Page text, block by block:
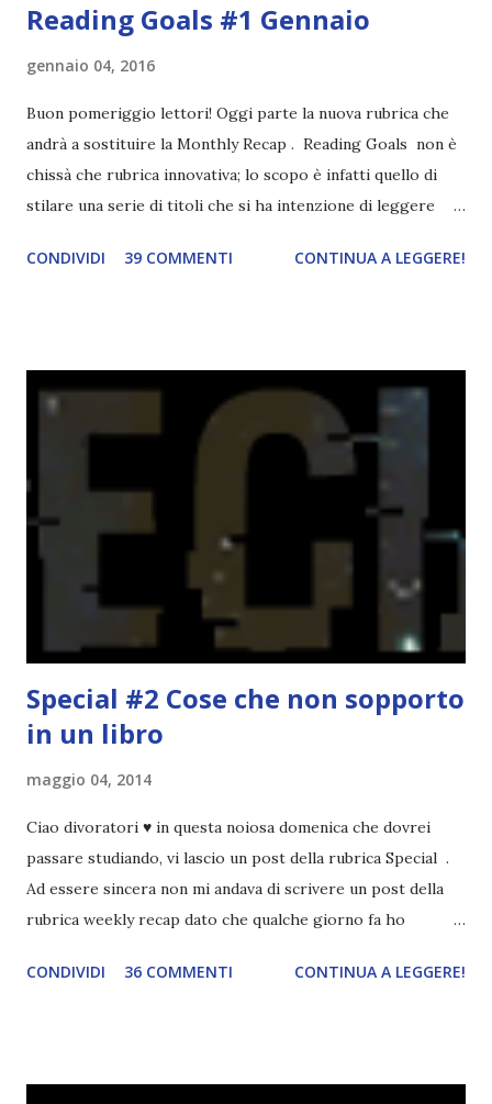
Reading Goals #1 Gennaio
gennaio 04, 2016
Buon pomeriggio lettori! Oggi parte la nuova rubrica che
andrà a sostituire la Monthly Recap . Reading Goals non è
chissà che rubrica innovativa; lo scopo è infatti quello di
stilare una serie di titoli che si ha intenzione di leggere
una rubrica per tenere sotto controllo le reading
spaziare con i generi letterari e non limitarmi al fantasy.
Per farvi un esempio nel 2015 mi sembra di aver letto
troppi libri impegnativi e davvero pochi libri "leggeri", il
che non è sempre un bene. Credo che sia stata la principale
causa per il mio calo di letture. Comunque, ogni mese -
nessun giorno fisso, però - pubblicherò questo post.
Spero che la rubrica sia di vostro gradimento. GENNAIO
TBR+OBIETTIVI Questa è la mia tbr del mese...
CONDIVIDI 39 COMMENTI CONTINUA A LEGGERE!
Special #2 Cose che non sopporto
in un libro
maggio 04, 2014
Ciao divoratori ♥ in questa noiosa domenica che dovrei
passare studiando, vi lascio un post della rubrica Special .
Ad essere sincera non mi andava di scrivere un post della
rubrica weekly recap dato che qualche giorno fa ho
troppo creare un nuovo banner xD Nella puntata di oggi vi
CONDIVIDI 36 COMMENTI CONTINUA A LEGGERE!